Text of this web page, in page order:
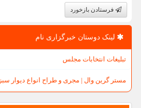
فرستادن بازخورد
لینک دوستان خبرگزاری نام
تبلیغات انتخابات مجلس
مستر گرین وال | مجری و طراح انواع دیوار سبز